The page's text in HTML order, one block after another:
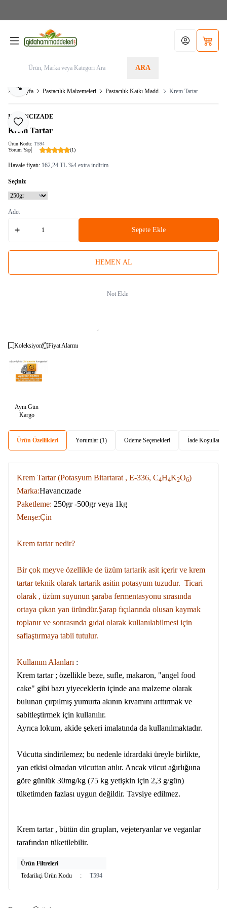
ARA
HesabımSepetim
Ana Sayfa Pastacılık Malzemeleri Pastacılık Katkı Madd. Krem Tartar
Favoriye Ekle
Paylaş
HAVANCIZADE
Krem Tartar
Ürün Kodu: T594
Yorum Yap
(1)
Havale fiyatı: 162,24 TL %4 extra indirim
Seçiniz
Adet
Sepete Ekle
HEMEN AL
Not Ekle
Koleksiyon Fiyat Alarmı
Aynı Gün
Kargo
Ürün Özellikleri Yorumlar (1) Ödeme Seçenekleri İade Koşulları
Krem Tartar (Potasyum Bitartarat , E-336, C4H4K2O6)
Marka:Havancızade
Paketleme: 250gr -500gr veya 1kg
Menşe:Çin
Krem tartar nedir?
Bir çok meyve özellikle de üzüm tartarik asit içerir ve krem
tartar teknik olarak tartarik asitin potasyum tuzudur. Ticari
olarak , üzüm suyunun şaraba fermentasyonu sırasında
ortaya çıkan yan üründür.Şarap fıçılarında olusan kaymak
toplanır ve sonrasında gıdai olarak kullanılabilmesi için
saflaştırmaya tabii tutulur.
Kullanım Alanları :
Krem tartar ; özellikle beze, sufle, makaron, "angel food
cake" gibi bazı yiyeceklerin içinde ana malzeme olarak
bulunan çırpılmış yumurta akının kıvamını arttırmak ve
sabitleştirmek için kullanılır.
Ayrıca lokum, akide şekeri imalatında da kullanılmaktadır.
Vücutta sindirilemez; bu nedenle idrardaki üreyle birlikte,
yan etkisi olmadan vücuttan atılır. Ancak vücut ağırlığıına
göre günlük 30mg/kg (75 kg yetişkin için 2,3 g/gün)
tüketimden fazlası uygun değildir. Tavsiye edilmez.
Krem tartar , bütün din grupları, vejeteryanlar ve veganlar
tarafından tüketilebilir.
Ürün Filtreleri
Tedarikçi Ürün Kodu
: T594